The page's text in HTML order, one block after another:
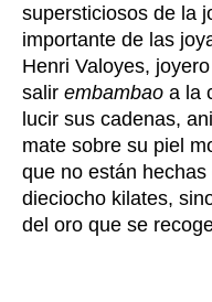
supersticiosos de la
importante de las
Henri Valoyes,
salir embambao a la
lucir sus cadenas,
mate sobre su piel
que no están
dieciocho kilates,
del oro que se